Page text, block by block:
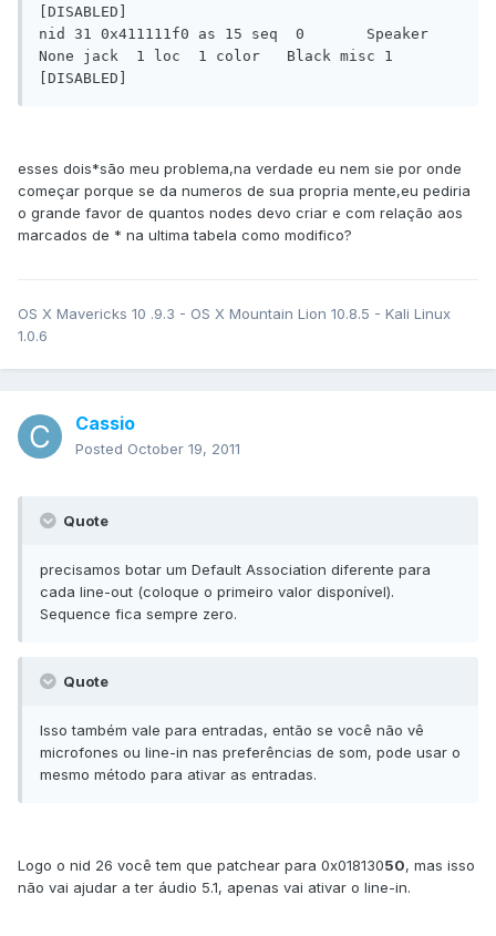
[DISABLED]
nid 31 0x411111f0 as 15 seq  0       Speaker
None jack  1 loc  1 color   Black misc 1
esses dois*são meu problema,na verdade eu nem sie por onde
começar porque se da numeros de sua propria mente,eu pediria
o grande favor de quantos nodes devo criar e com relação aos
marcados de * na ultima tabela como modifico?
OS X Mavericks 10 .9.3 - OS X Mountain Lion 10.8.5 - Kali Linux
1.0.6
Cassio
Posted October 19, 2011
Quote
precisamos botar um Default Association diferente para
cada line-out (coloque o primeiro valor disponível).
Sequence fica sempre zero.
Quote
Isso também vale para entradas, então se você não vê
microfones ou line-in nas preferências de som, pode usar o
mesmo método para ativar as entradas.
Logo o nid 26 você tem que patchear para 0x01813050, mas isso
não vai ajudar a ter áudio 5.1, apenas vai ativar o line-in.